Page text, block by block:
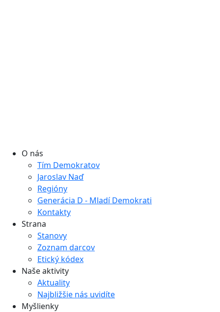
O nás
Tím Demokratov
Jaroslav Naď
Regióny
Generácia D - Mladí Demokrati
Kontakty
Strana
Stanovy
Zoznam darcov
Etický kódex
Naše aktivity
Aktuality
Najbližšie nás uvidíte
Myšlienky